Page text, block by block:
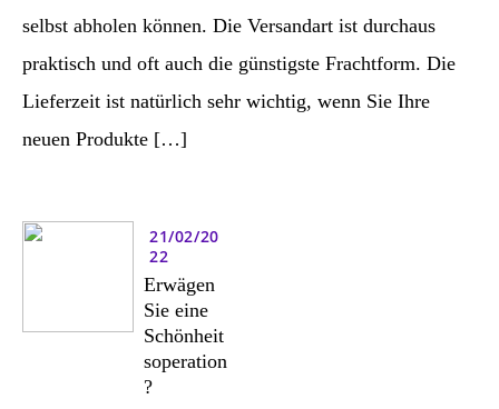
selbst abholen können. Die Versandart ist durchaus
praktisch und oft auch die günstigste Frachtform. Die
Lieferzeit ist natürlich sehr wichtig, wenn Sie Ihre
neuen Produkte […]
21/02/20
22
Erwägen
Sie eine
Schönheit
soperation
?